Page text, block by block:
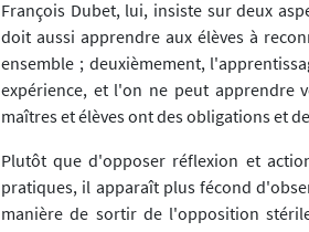
François Dubet, lui, insiste sur deux
doit aussi apprendre aux élèves à
ensemble ; deuxièmement,
expérience, et l'on ne peut apprendre
maîtres et élèves ont des obligations et
Plutôt que d'opposer réflexion et
pratiques, il apparaît plus fécond
manière de sortir de l'opposition